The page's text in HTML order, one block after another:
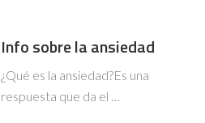
Info sobre la ansiedad
¿Qué es la ansiedad?Es una
respuesta que da el …